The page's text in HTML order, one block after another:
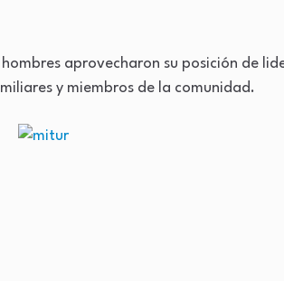
aprovecharon su posición de
y miembros de la comunidad.